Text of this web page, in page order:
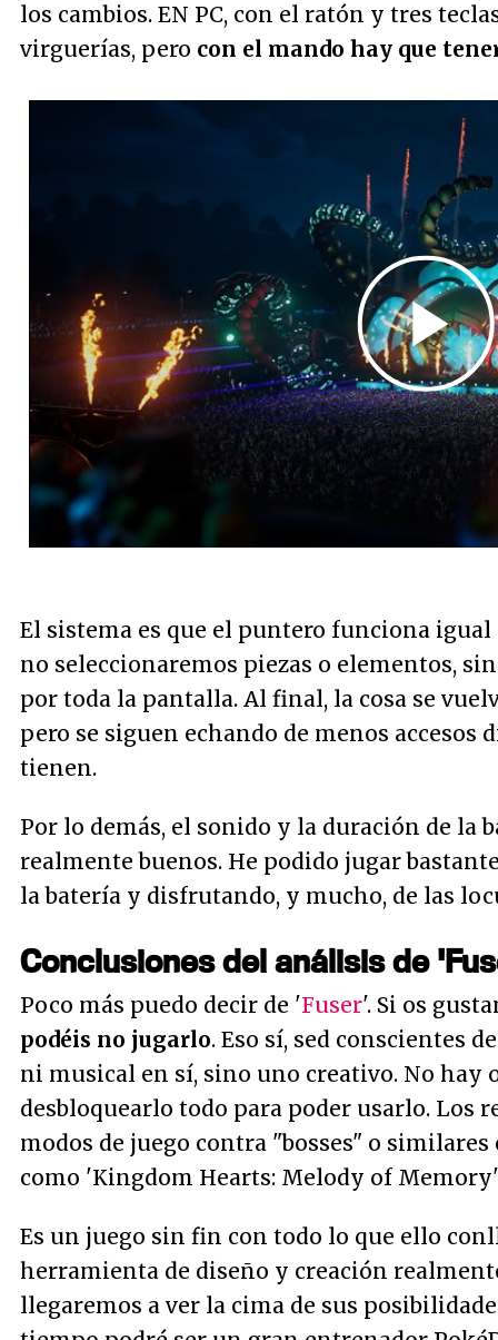
los cambios. EN PC, con el ratón y tres
virguerías, pero con el mando hay que
El sistema es que el puntero funciona igual
no seleccionaremos piezas o elementos,
por toda la pantalla. Al final, la cosa se
pero se siguen echando de menos accesos
tienen.
Por lo demás, el sonido y la duración de la
realmente buenos. He podido jugar
la batería y disfrutando, y mucho, de las
Conclusiones del análisis de
Poco más puedo decir de 'Fuser'. Si os
podéis no jugarlo. Eso sí, sed conscientes
ni musical en sí, sino uno creativo. No hay
desbloquearlo todo para poder usarlo. Los
modos de juego contra "bosses" o
como 'Kingdom Hearts: Melody of
Es un juego sin fin con todo lo que ello
herramienta de diseño y creación
llegaremos a ver la cima de sus